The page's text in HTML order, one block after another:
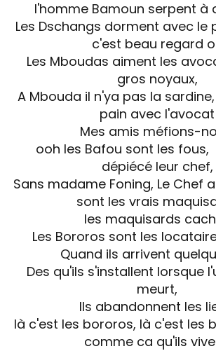
l'homme Bamoun serpent à
Les Dschangs dorment avec le
c'est beau regard
Les Mboudas aiment les
gros noyaux,
A Mbouda il n'ya pas la
pain avec l'avocat
Mes amis méfions-
ooh les Bafou sont les fous,
dépiécé leur chef,
Sans madame Foning, Le Chef
sont les vrais
les maquisards
Les Bororos sont les
Quand ils arrivent
Des qu'ils s'installent lorsque
meurt,
Ils abandonnent les
là c'est les bororos, là c'est les
comme ca qu'ils